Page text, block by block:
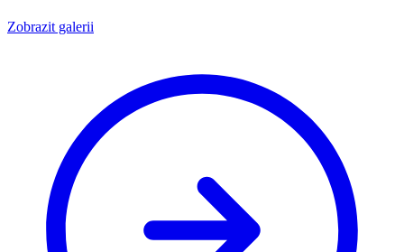
Zobrazit galerii